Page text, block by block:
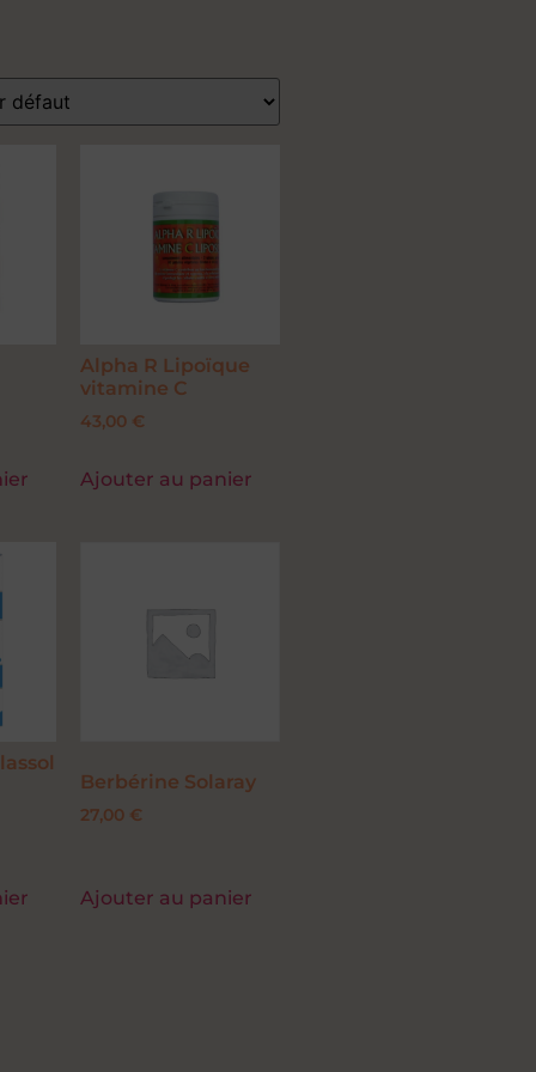
Alpha R Lipoïque
vitamine C
43,00 €
Ajouter au panier
Berbérine Solaray
27,00 €
Ajouter au panier